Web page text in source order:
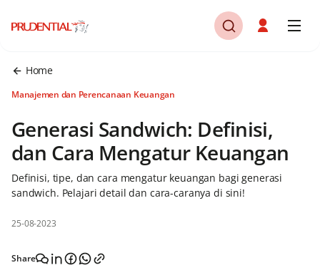
Home
Manajemen dan Perencanaan Keuangan
Generasi Sandwich: Definisi,
dan Cara Mengatur Keuangan
Definisi, tipe, dan cara mengatur keuangan bagi generasi
sandwich. Pelajari detail dan cara-caranya di sini!
25-08-2023
Share